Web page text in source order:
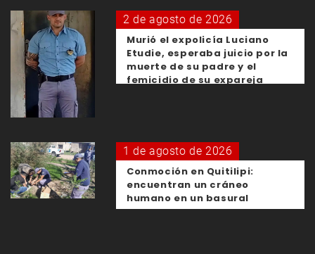
2 de agosto de 2026
Murió el expolicía Luciano
Etudie, esperaba juicio por la
muerte de su padre y el
femicidio de su expareja
1 de agosto de 2026
Conmoción en Quitilipi:
encuentran un cráneo
humano en un basural